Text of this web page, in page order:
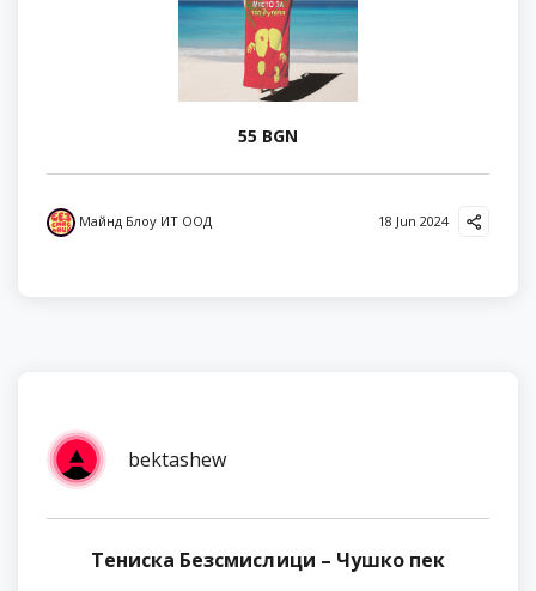
55 BGN
Майнд Блоу ИТ ООД 18 Jun 2024
bektashew
Тениска Безсмислици – Чушко пек